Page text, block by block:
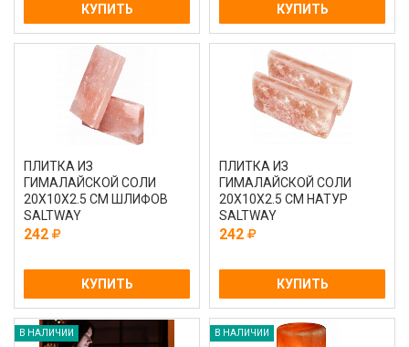
КУПИТЬ КУПИТЬ
ПЛИТКА ИЗ
ГИМАЛАЙСКОЙ СОЛИ
20Х10Х2.5 СМ ШЛИФОВ
SALTWAY
242
КУПИТЬ
ПЛИТКА ИЗ
ГИМАЛАЙСКОЙ СОЛИ
20Х10Х2.5 СМ НАТУР
SALTWAY
242
КУПИТЬ
В НАЛИЧИИ В НАЛИЧИИ